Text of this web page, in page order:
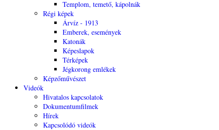
Templom, temető, kápolnák
Régi képek
Árvíz - 1913
Emberek, események
Katonák
Képeslapok
Térképek
Jégkorong emlékek
Képzőművészet
Videók
Hivatalos kapcsolatok
Dokumentumfilmek
Hírek
Kapcsolódó videók